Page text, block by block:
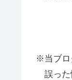
※当ブロ
誤った